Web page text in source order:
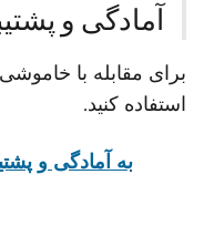
آمادگی و
برای مقابله با
استفاده کنید.
به آمادگی و